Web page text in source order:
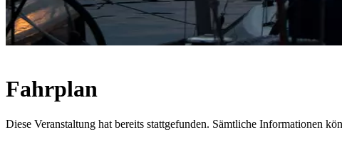
Fahrplan
Diese Veranstaltung hat bereits stattgefunden. Sämtliche Informationen